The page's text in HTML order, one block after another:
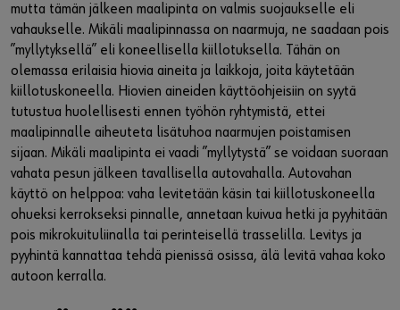
mutta tämän jälkeen maalipinta on valmis suojaukselle eli
vahaukselle. Mikäli maalipinnassa on naarmuja, ne saadaan pois
”myllytyksellä” eli koneellisella kiillotuksella. Tähän on
olemassa erilaisia hiovia aineita ja laikkoja, joita käytetään
kiillotuskoneella. Hiovien aineiden käyttöohjeisiin on syytä
tutustua huolellisesti ennen työhön ryhtymistä, ettei
maalipinnalle aiheuteta lisätuhoa naarmujen poistamisen
sijaan. Mikäli maalipinta ei vaadi ”myllytystä” se voidaan suoraan
vahata pesun jälkeen tavallisella autovahalla. Autovahan
käyttö on helppoa: vaha levitetään käsin tai kiillotuskoneella
ohueksi kerrokseksi pinnalle, annetaan kuivua hetki ja pyyhitään
pois mikrokuituliinalla tai perinteisellä trasselilla. Levitys ja
pyyhintä kannattaa tehdä pienissä osissa, älä levitä vahaa koko
autoon kerralla.